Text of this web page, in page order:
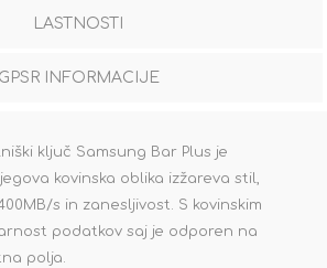
LASTNOSTI
GPSR INFORMACIJE
ključ Samsung Bar Plus je
kovinska oblika izžareva stil,
s in zanesljivost. S kovinskim
podatkov saj je odporen na
polja.